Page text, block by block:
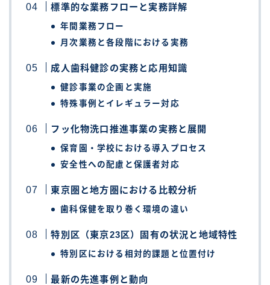
標準的な業務フローと実務詳解
年間業務フロー
月次業務と各段階における実務
成人歯科健診の実務と応用知識
健診事業の企画と実施
特殊事例とイレギュラー対応
フッ化物洗口推進事業の実務と展開
保育園・学校における導入プロセス
安全性への配慮と保護者対応
東京圏と地方圏における比較分析
歯科保健を取り巻く環境の違い
特別区（東京23区）固有の状況と地域特性
特別区における相対的課題と位置付け
最新の先進事例と動向